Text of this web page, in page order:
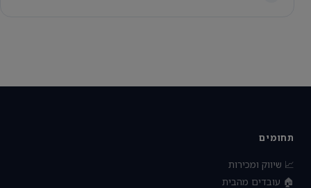
תחומים
📈 שיווק ומכירות
🏠 עובדים מהבית